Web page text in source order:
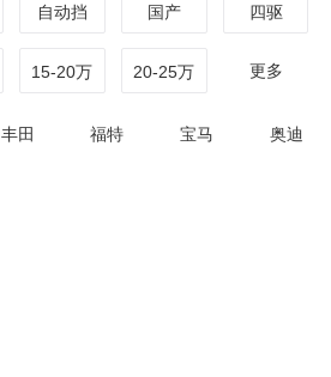
自动挡 国产 四驱
15-20万 20-25万 更多
丰田 福特 宝马 奥迪